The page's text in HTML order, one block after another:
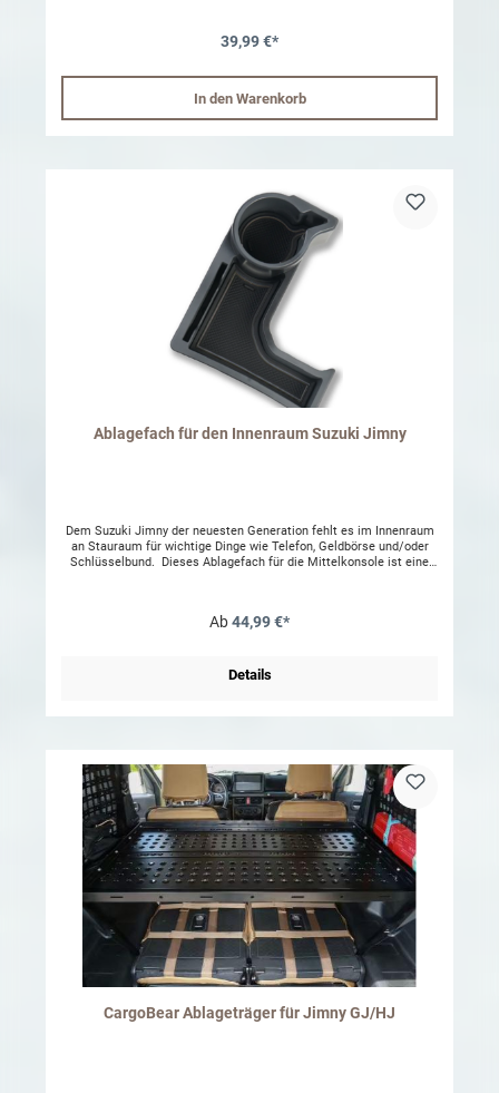
Unterstützung eines Mobiltelefons im Querformat (was sehr
wenn Sie eine längere Pause oder einen Campingausflug in Ihrem
Jimny genießen, kann er Ihr Telefon an Ort und Stelle halten,
während Sie einen Film oder eine Fernsehsendung ansehen. Die
Vorderseite des zentralen Ablagefachs im Armaturenbrett verfügt
über eine integrierte Sonnenblende, die die Blendung des
doppelseitigem Klebeband, das bereits an der Unterseite des
Tabletts angebracht ist.
39,99 €*
In den Warenkorb
Ablagefach für den Innenraum Suzuki Jimny
Dem Suzuki Jimny der neuesten Generation fehlt es im Innenraum
an Stauraum für wichtige Dinge wie Telefon, Geldbörse und/oder
Schlüsselbund. Dieses Ablagefach für die Mittelkonsole ist eine
Becher-/Getränkehalter und ist mit einer rutschfesten
sich mithilfe der mitgelieferten Klettverschlüsse einfach am
Ab44,99 €*
Details
CargoBear Ablageträger für Jimny GJ/HJ